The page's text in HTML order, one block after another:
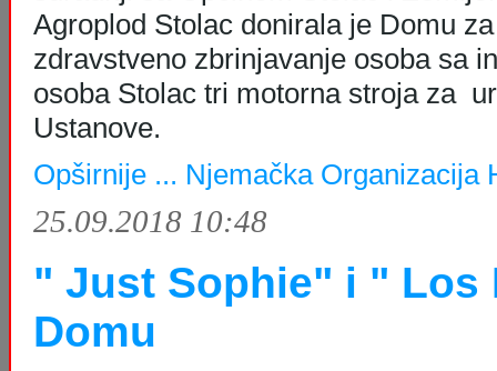
Agroplod Stolac donirala je Domu
zdravstveno zbrinjavanje osoba sa
osoba Stolac tri motorna stroja za
Ustanove.
Opširnije ... Njemačka Organizacija
25.09.2018 10:48
" Just Sophie" i " Los
Domu